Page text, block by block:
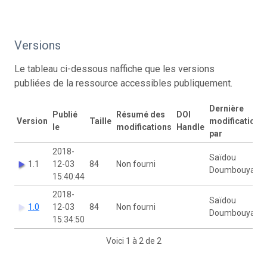
Versions
Le tableau ci-dessous naffiche que les versions
publiées de la ressource accessibles publiquement.
Version
Publié
le
Taille
Résumé des
modifications
DOI
Handle
Dernière
modification
par
1.1
2018-
12-03
15:40:44
84 Non fourni
Saïdou
Doumbouya
1.0
2018-
12-03
15:34:50
84 Non fourni
Saïdou
Doumbouya
Voici 1 à 2 de 2